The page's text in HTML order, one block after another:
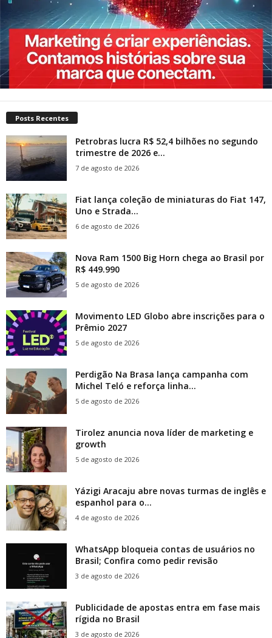
Posts Recentes
Petrobras lucra R$ 52,4 bilhões no segundo
trimestre de 2026 e...
7 de agosto de 2026
Fiat lança coleção de miniaturas do Fiat 147,
Uno e Strada...
6 de agosto de 2026
Nova Ram 1500 Big Horn chega ao Brasil por
R$ 449.990
5 de agosto de 2026
Movimento LED Globo abre inscrições para o
Prêmio 2027
5 de agosto de 2026
Perdigão Na Brasa lança campanha com
Michel Teló e reforça linha...
5 de agosto de 2026
Tirolez anuncia nova líder de marketing e
growth
5 de agosto de 2026
Yázigi Aracaju abre novas turmas de inglês e
espanhol para o...
4 de agosto de 2026
WhatsApp bloqueia contas de usuários no
Brasil; Confira como pedir revisão
3 de agosto de 2026
Publicidade de apostas entra em fase mais
rígida no Brasil
3 de agosto de 2026